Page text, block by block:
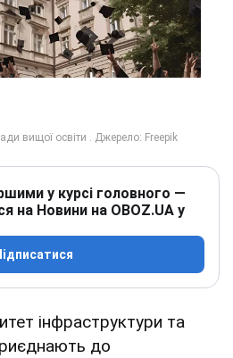
у курсі головного —
на Новини на OBOZ.UA у
інфраструктури та
до